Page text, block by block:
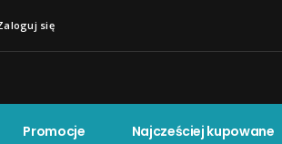
się
Promocje Najcześciej kupowane